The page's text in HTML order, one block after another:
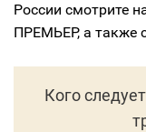
России смотрите
ПРЕМЬЕР, а также
Кого